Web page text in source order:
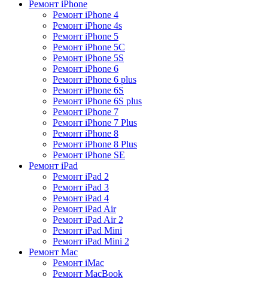
Ремонт iPhone
Ремонт iPhone 4
Ремонт iPhone 4s
Ремонт iPhone 5
Ремонт iPhone 5C
Ремонт iPhone 5S
Ремонт iPhone 6
Ремонт iPhone 6 plus
Ремонт iPhone 6S
Ремонт iPhone 6S plus
Ремонт iPhone 7
Ремонт iPhone 7 Plus
Ремонт iPhone 8
Ремонт iPhone 8 Plus
Ремонт iPhone SE
Ремонт iPad
Ремонт iPad 2
Ремонт iPad 3
Ремонт iPad 4
Ремонт iPad Air
Ремонт iPad Air 2
Ремонт iPad Mini
Ремонт iPad Mini 2
Ремонт Mac
Ремонт iMac
Ремонт MacBook